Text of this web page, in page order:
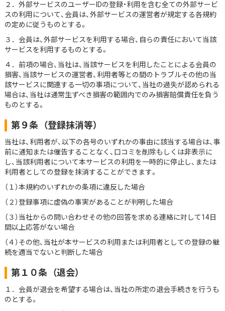
２．外部サービスのユーザーIDの登録・利用を含む全ての外部サービ
スの利用について、会員は、外部サービスの運営者が規定する各規約
の定めに従うものとする。
３．会員は、外部サービスを利用する場合、自らの責任において当該
サービスを利用するものとする。
４．前項の場合、当社は、当該サービスを利用したことによる会員の
損害、当該サービスの運営者、利用者等との間のトラブルその他の当
該サービスに関連する一切の事項について、当社の過失が認められる
場合は、当社は通常生ずべき損害の範囲内でのみ損害賠償責任を負う
ものとする。
第９条 （登録抹消等）
当社は、利用者が、以下の各号のいずれかの事由に該当する場合は、事
前に通知または催告することなく、口コミを削除もしくは非表示に
し、当該利用者について本サービスの利用を一時的に停止し、または
利用者としての登録を抹消することができます。
（１）本規約のいずれかの条項に違反した場合
（２）登録事項に虚偽の事実があることが判明した場合
（３）当社からの問い合わせその他の回答を求める連絡に対して14日
間以上応答がない場合
（４）その他、当社が本サービスの利用または利用者としての登録の継
続を適当でないと判断した場合
第１０条 （退会）
１．会員が退会を希望する場合は、当社の所定の退会手続きを行うも
のとする。